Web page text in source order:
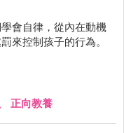
會自律，從內在動機
來控制孩子的行為。
正向教養